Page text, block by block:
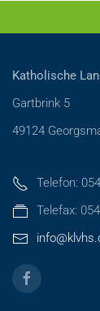
Katholische
Gartbrink 5
49124
Telefon:
Telefax: